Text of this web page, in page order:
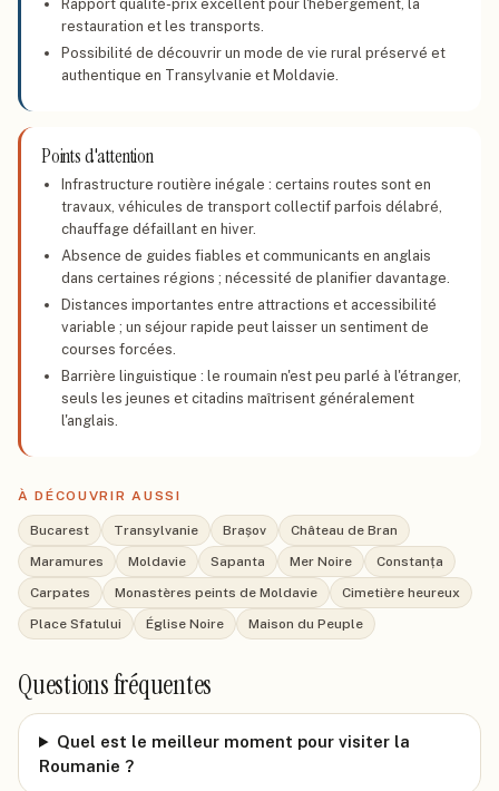
Rapport qualité-prix excellent pour l'hébergement, la
restauration et les transports.
Possibilité de découvrir un mode de vie rural préservé et
authentique en Transylvanie et Moldavie.
Points d'attention
Infrastructure routière inégale : certains routes sont en
travaux, véhicules de transport collectif parfois délabré,
chauffage défaillant en hiver.
Absence de guides fiables et communicants en anglais
dans certaines régions ; nécessité de planifier davantage.
Distances importantes entre attractions et accessibilité
variable ; un séjour rapide peut laisser un sentiment de
courses forcées.
Barrière linguistique : le roumain n'est peu parlé à l'étranger,
seuls les jeunes et citadins maîtrisent généralement
l'anglais.
À DÉCOUVRIR AUSSI
Bucarest Transylvanie Brașov
Château de Bran
Maramures
Moldavie Sapanta Mer Noire
Constanța
Carpates
Monastères peints de Moldavie
Cimetière heureux
Place Sfatului
Église Noire Maison du Peuple
Questions fréquentes
Quel est le meilleur moment pour visiter la
Roumanie ?